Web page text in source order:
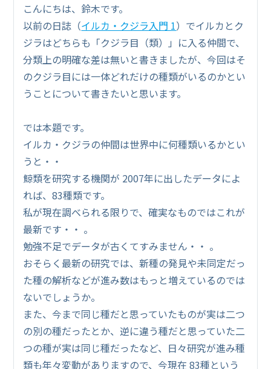
こんにちは、鈴木です。
以前の日誌（イルカ・クジラ入門 1）でイルカとク
ジラはどちらも「クジラ目（類）」に入る仲間で、
分類上の明確な差は無いと書きましたが、今回はそ
のクジラ目には一体どれだけの種類がいるのかとい
うことについて書きたいと思います。
では本題です。
イルカ・クジラの仲間は世界中に何種類いるかとい
うと・・
鯨類を研究する機関が 2007年に出したデータによ
れば、83種類です。
私が現在調べられる限りで、確実なものではこれが
最新です・・ 。
勉強不足でデータが古くてすみません・・ 。
おそらく最新の研究では、新種の発見や未同定だっ
た種の解析などが進み数はもっと増えているのでは
ないでしょうか。
また、今まで同じ種だと思っていたものが実は二つ
の別の種だったとか、逆に違う種だと思っていた二
つの種が実は同じ種だったなど、日々研究が進み種
類も年々変動がありますので、今現在 83種という